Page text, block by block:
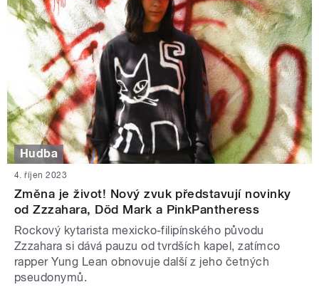
Hudba
4. říjen 2023
Změna je život! Nový zvuk představují novinky
od Zzzahara, Död Mark a PinkPantheress
Rockový kytarista mexicko-filipínského původu
Zzzahara si dává pauzu od tvrdších kapel, zatímco
rapper Yung Lean obnovuje další z jeho četných
pseudonymů.